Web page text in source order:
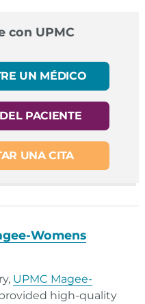
con UPMC
UN MÉDICO
PACIENTE
UNA CITA
Womens
UPMC Magee-
high-quality